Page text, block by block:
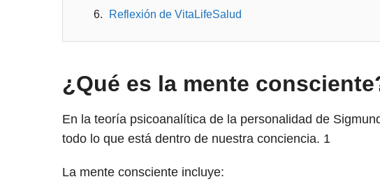
Reflexión de VitaLifeSalud
¿Qué es la mente
En la teoría psicoanalítica de la personalidad de
todo lo que está dentro de nuestra conciencia. 1
La mente consciente incluye: